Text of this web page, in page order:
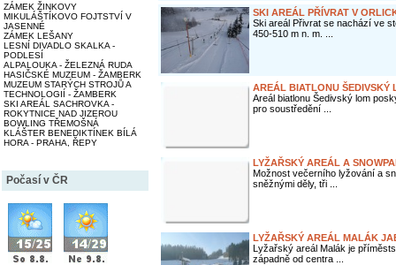
ZÁMEK ŽINKOVY
MIKULÁŠTÍKOVO FOJTSTVÍ V
JASENNÉ
ZÁMEK LEŠANY
LESNÍ DIVADLO SKALKA -
PODLESÍ
ALPALOUKA - ŽELEZNÁ RUDA
HASIČSKÉ MUZEUM - ŽAMBERK
MUZEUM STARÝCH STROJŮ A
TECHNOLOGIÍ - ŽAMBERK
SKI AREÁL SACHROVKA -
ROKYTNICE NAD JIZEROU
BOWLING TŘEMOŠNÁ
KLÁŠTER BENEDIKTÍNEK BÍLÁ
HORA - PRAHA, ŘEPY
Počasí v ČR
SKI AREÁL PŘÍVRAT V
Ski areál Přivrat se nachází ve
450-510 m n. m. ...
AREÁL BIATLONU ŠEDIVSKÝ
Areál biatlonu Šedivský lom
pro soustředění ...
LYŽAŘSKÝ AREÁL A
Možnost večerního lyžování a
sněžnými děly, tři ...
LYŽAŘSKÝ AREÁL MALÁK
Lyžařský areál Malák je
západně od centra ...